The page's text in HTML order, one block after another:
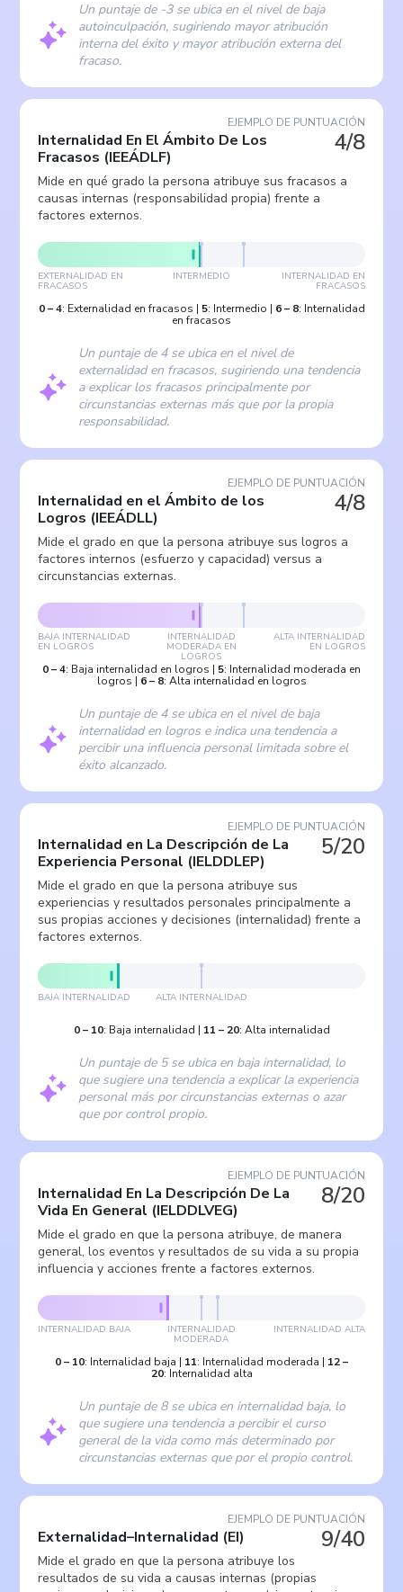
Un puntaje de -3 se ubica en el nivel de baja
autoinculpación, sugiriendo mayor atribución
interna del éxito y mayor atribución externa del
fracaso.
EJEMPLO DE PUNTUACIÓN
4/8
Internalidad En El Ámbito De Los
Fracasos (IEEÁDLF)
Mide en qué grado la persona atribuye sus fracasos a
causas internas (responsabilidad propia) frente a
factores externos.
EXTERNALIDAD EN
FRACASOS
INTERMEDIO INTERNALIDAD EN
FRACASOS
0–4: Externalidad en fracasos | 5: Intermedio | 6– 8: Internalidad
en fracasos
Un puntaje de 4 se ubica en el nivel de
externalidad en fracasos, sugiriendo una tendencia
a explicar los fracasos principalmente por
circunstancias externas más que por la propia
responsabilidad.
EJEMPLO DE PUNTUACIÓN
4/8
Internalidad en el Ámbito de los
Logros (IEEÁDLL)
Mide el grado en que la persona atribuye sus logros a
factores internos (esfuerzo y capacidad) versus a
circunstancias externas.
BAJA INTERNALIDAD
EN LOGROS
INTERNALIDAD
MODERADA EN
LOGROS
ALTA INTERNALIDAD
EN LOGROS
0–4: Baja internalidad en logros | 5: Internalidad moderada en
logros | 6– 8: Alta internalidad en logros
Un puntaje de 4 se ubica en el nivel de baja
internalidad en logros e indica una tendencia a
percibir una influencia personal limitada sobre el
éxito alcanzado.
EJEMPLO DE PUNTUACIÓN
5/20
Internalidad en La Descripción de La
Experiencia Personal (IELDDLEP)
Mide el grado en que la persona atribuye sus
experiencias y resultados personales principalmente a
sus propias acciones y decisiones (internalidad) frente a
factores externos.
BAJA INTERNALIDAD ALTA INTERNALIDAD
0– 10: Baja internalidad | 11 – 20: Alta internalidad
Un puntaje de 5 se ubica en baja internalidad, lo
que sugiere una tendencia a explicar la experiencia
personal más por circunstancias externas o azar
que por control propio.
EJEMPLO DE PUNTUACIÓN
8/20
Internalidad En La Descripción De La
Vida En General (IELDDLVEG)
Mide el grado en que la persona atribuye, de manera
general, los eventos y resultados de su vida a su propia
influencia y acciones frente a factores externos.
INTERNALIDAD BAJA INTERNALIDAD
MODERADA
INTERNALIDAD ALTA
0– 10: Internalidad baja | 11: Internalidad moderada | 12–
20: Internalidad alta
Un puntaje de 8 se ubica en internalidad baja, lo
que sugiere una tendencia a percibir el curso
general de la vida como más determinado por
circunstancias externas que por el propio control.
EJEMPLO DE PUNTUACIÓN
9/40
Externalidad–Internalidad (EI)
Mide el grado en que la persona atribuye los
resultados de su vida a causas internas (propias